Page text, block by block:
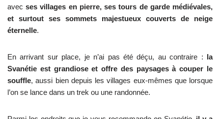
avec ses villages en pierre, ses tours de garde médiévales,
et surtout ses sommets majestueux couverts de neige
éternelle.
En arrivant sur place, je n’ai pas été déçu, au contraire : la
Svanétie est grandiose et offre des paysages à couper le
souffle, aussi bien depuis les villages eux-mêmes que lorsque
l’on se lance dans un trek ou une randonnée.